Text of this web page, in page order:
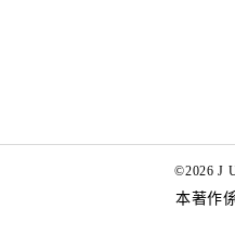
©2026 J
本著作